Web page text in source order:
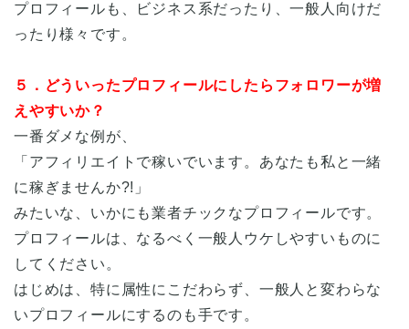
プロフィールも、ビジネス系だったり、一般人向けだ
ったり様々です。
５．どういったプロフィールにしたらフォロワーが増
えやすいか？
一番ダメな例が、
「アフィリエイトで稼いでいます。あなたも私と一緒
に稼ぎませんか?!」
みたいな、いかにも業者チックなプロフィールです。
プロフィールは、なるべく一般人ウケしやすいものに
してください。
はじめは、特に属性にこだわらず、一般人と変わらな
いプロフィールにするのも手です。